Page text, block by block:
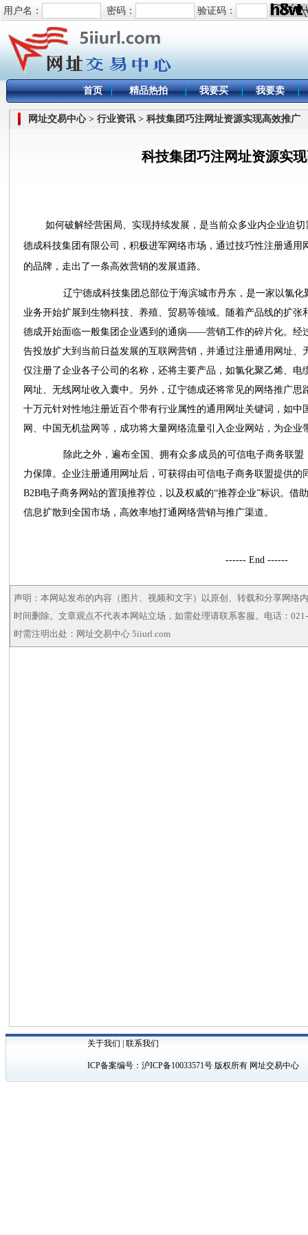
用户名： 密码： 验证码：
首页 精品热拍 我要买 我要卖
网址交易中心 > 行业资讯 > 科技集团巧注网址资源实现高效推广
科技集团巧注网址资源实
如何破解经营困局、实现持续发展，是当前众多业内企业迫切
德成科技集团有限公司，积极进军网络市场，通过技巧性注册通
的品牌，走出了一条高效营销的发展道路。
辽宁德成科技集团总部位于海滨城市丹东，是一家以氯化
业务开始扩展到生物科技、养殖、贸易等领域。随着产品线的扩
德成开始面临一般集团企业遇到的通病——营销工作的碎片化。经
告投放扩大到当前日益发展的互联网营销，并通过注册通用网址
仅注册了企业各子公司的名称，还将主要产品，如氯化聚乙烯、
网址、无线网址收入囊中。另外，辽宁德成还将常见的网络推广
十万元针对性地注册近百个带有行业属性的通用网址关键词，如
网、中国无机盐网等，成功将大量网络流量引入企业网站，为企
除此之外，遍布全国、拥有众多成员的可信电子商务联盟
力保障。企业注册通用网址后，可获得由可信电子商务联盟提供的
B2B电子商务网站的置顶推荐位，以及权威的“推荐企业”标识。借
信息扩散到全国市场，高效率地打通网络营销与推广渠道。
------ End ------
声明：本网站发布的内容（图片、视频和文字）以原创、转载和分享网络
时间删除。文章观点不代表本网站立场，如需处理请联系客服。电话：
时需注明出处：网址交易中心 5iiurl.com
关于我们 |联系我们
ICP备案编号：沪ICP备10033571号 版权所有 网址交易中心